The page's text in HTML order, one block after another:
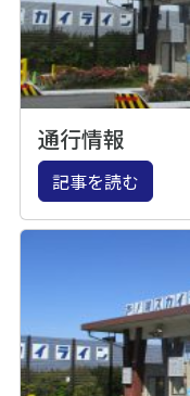
通行情報
記事を読む